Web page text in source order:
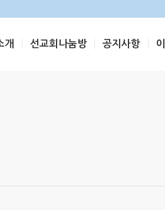
개 선교회나눔방 공지사항